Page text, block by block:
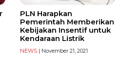
PLN Harapkan
Pemerintah Memberikan
Kebijakan Insentif untuk
Kendaraan Listrik
NEWS | November 21, 2021